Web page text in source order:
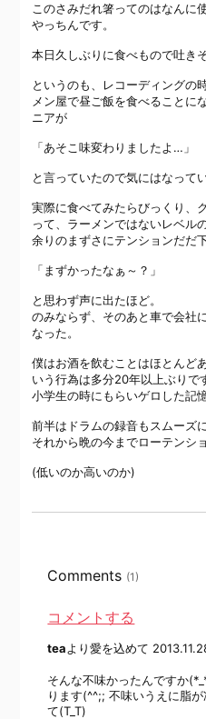
このさみだれ箸ってのはなんに
やっちんです。
本日久しぶりに食べもので吐き
というのも、レコーディングの
メン屋で昼ご飯を食べることに
ニアが
「あそこ味変わりましたよ…」
と言っていたので気にはなって
実際に食べてみたらびっくり、
って、ラーメンではないレベル
余りのまずさにテンションだだ
「まずかったなぁ～？」
と思わず声に出たほど。
のみならず、そのあと車で会社
なった。
僕はお酒を飲むことはほとんど
いう行為は多分20年以上ぶりで
小学生の時にもらいゲロした記
前半はドラムの録音もスムーズ
それから晩の今までローテンシ
(低いのか高いのか)
Comments (1)
コメントする
teaより愛を込めて
そんな不味かったんですか
ります(^^;; 不味いうえに脂
て(T_T)